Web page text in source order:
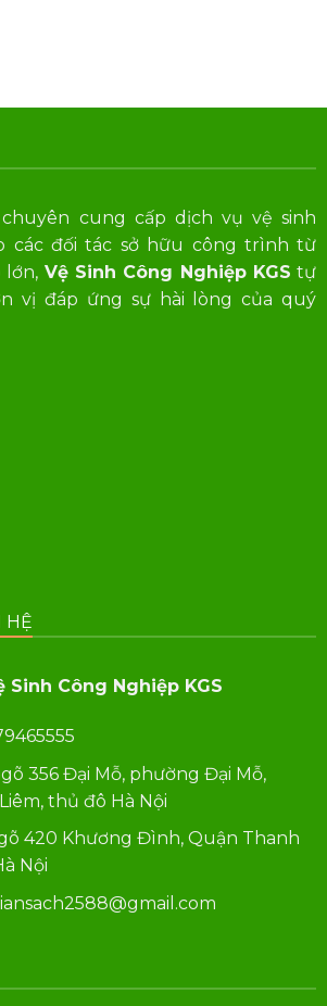
cung cấp dịch vụ vệ sinh
các đối tác sở hữu công trình từ
lớn,Vệ Sinh Công Nghiệp KGS tự
vị đáp ứng sự hài lòng của quý
HỆ
Sinh Công Nghiệp KGS
356 Đại Mỗ, phường Đại Mỗ,
thủ đô Hà Nội
420 Khương Đình, Quận Thanh
Nội